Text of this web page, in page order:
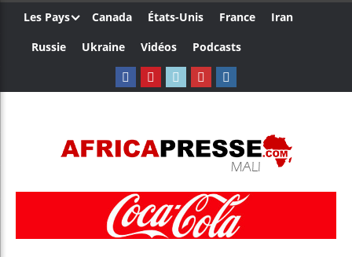
Les Pays Canada États-Unis France
Iran
Russie
Ukraine Vidéos Podcasts